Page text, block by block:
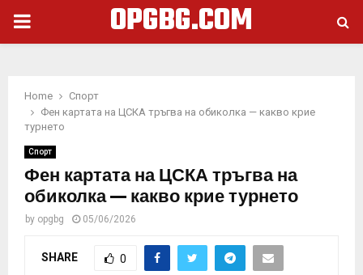
PRIMARY
OPGBG.COM
Home
Спорт
Фен картата на ЦСКА тръгва на обиколка — какво крие
турнето
Спорт
Фен картата на ЦСКА тръгва на
обиколка — какво крие турнето
by opgbg 05/06/2026
SHARE 0